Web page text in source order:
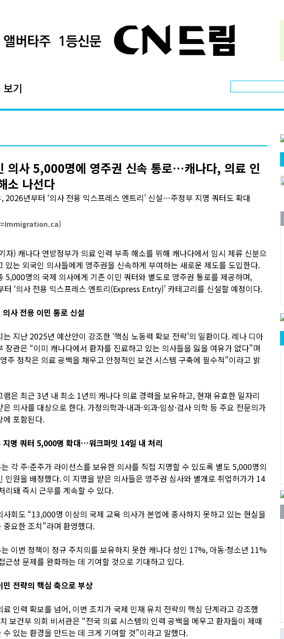
기
의사 5,000명에 영주권 신속 통로…캐나다, 의료 인
소 나선다
2026년부터 ‘의사 전용 익스프레스 엔트리’ 신설…주정부 지명 쿼터도 확대
=Immigration.ca)
자) 캐나다 연방정부가 의료 인력 부족 해소를 위해 캐나다에서 임시 체류 신분으
있는 외국인 의사들에게 영주권을 신속하게 부여하는 새로운 제도를 도입한다.
5,000명의 국제 의사에게 기존 이민 쿼터와 별도로 영주권 통로를 제공하며,
터 ‘의사 전용 익스프레스 엔트리(Express Entry)’ 카테고리를 신설할 예정이다.
의사 전용 이민 통로 신설
는 지난 2025년 예산안이 강조한 ‘핵심 노동력 확보 전략’의 일환이다. 레나 디아
장관은 “이미 캐나다에서 환자를 진료하고 있는 의사들을 잃을 여유가 없다”며
주 정착은 의료 공백을 채우고 안정적인 보건 시스템 구축에 필수적”이라고 밝
램은 최근 3년 내 최소 1년의 캐나다 의료 경력을 보유하고, 현재 유효한 일자리
의사를 대상으로 한다. 가정의학과·내과·외과·임상·검사 의학 등 주요 전문의가
에 포함된다.
지명 쿼터 5,000명 확대…워크퍼밋 14일 내 처리
각 주·준주가 라이선스를 보유한 의사를 직접 지명할 수 있도록 별도 5,000명의
인원을 배정했다. 이 지명을 받은 의사들은 영주권 심사와 별개로 취업허가가 14
리돼 즉시 근무를 계속할 수 있다.
사회도 “13,000명 이상의 국제 교육 의사가 본업에 종사하지 못하고 있는 현실을
중요한 조치”라며 환영했다.
이번 정책이 정규 주치의를 보유하지 못한 캐나다 성인 17%, 아동·청소년 11%
근성 문제를 완화하는 데 기여할 것으로 기대하고 있다.
민 전략의 핵심 축으로 부상
료 인력 확보를 넘어, 이번 조치가 국제 인재 유치 전략의 핵심 단계라고 강조했
보건부 의회 비서관은 “전국 의료 시스템의 인력 공백을 메우고 환자들이 제때
수 있는 환경을 만드는 데 크게 기여할 것”이라고 말했다.